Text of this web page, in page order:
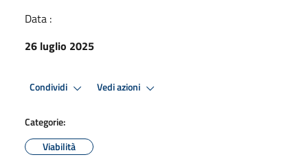
Data :
26 luglio 2025
Condividi Vedi azioni
Categorie:
Viabilità